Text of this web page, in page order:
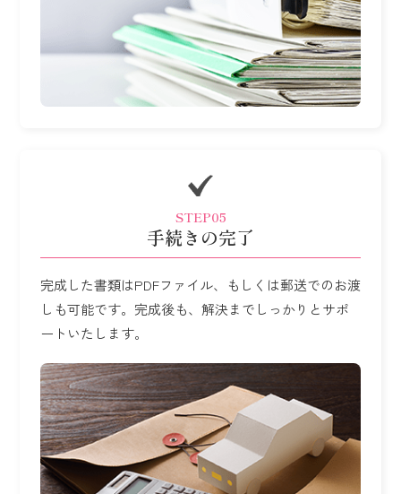
STEP05
手続きの完了
完成した書類はPDFファイル、もしくは郵送でのお渡
しも可能です。 完成後も、解決までしっかりとサポ
ートいたします。